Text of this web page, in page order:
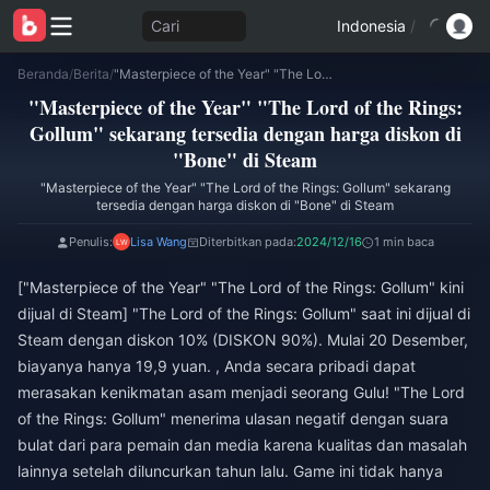
Cari Indonesia /
Beranda/Berita/ "Masterpiece of the Year" "The Lord of the Rings: Gollum" sekarang tersedia dengan harga diskon di "Bone" di Steam
"Masterpiece of the Year" "The Lord of the Rings:
Gollum" sekarang tersedia dengan harga diskon di
"Bone" di Steam
"Masterpiece of the Year" "The Lord of the Rings: Gollum" sekarang
tersedia dengan harga diskon di "Bone" di Steam
Penulis: Lisa Wang Diterbitkan pada:2024/12/16 1 min baca
["Masterpiece of the Year" "The Lord of the Rings: Gollum" kini
dijual di Steam] "The Lord of the Rings: Gollum" saat ini dijual di
Steam dengan diskon 10% (DISKON 90%). Mulai 20 Desember,
biayanya hanya 19,9 yuan. , Anda secara pribadi dapat
merasakan kenikmatan asam menjadi seorang Gulu! "The Lord
of the Rings: Gollum" menerima ulasan negatif dengan suara
bulat dari para pemain dan media karena kualitas dan masalah
lainnya setelah diluncurkan tahun lalu. Game ini tidak hanya